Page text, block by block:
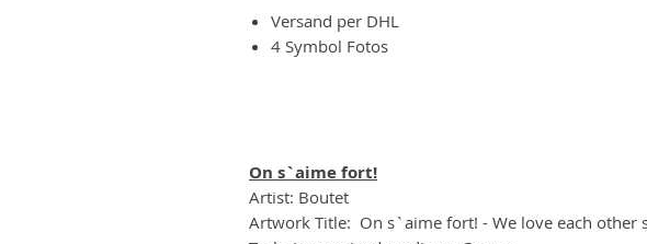
Versand per DHL
4 Symbol Fotos
On s`aime fort!
Artist: Boutet
Artwork Title: On s`aime fort! - We love each other